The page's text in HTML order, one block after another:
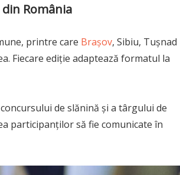
România
printre care Brașov, Sibiu, Tușnad
Fiecare ediție adaptează formatul la
de slănină și a târgului de
participanților să fie comunicate în